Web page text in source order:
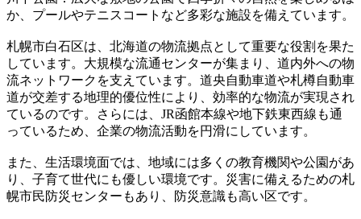
か、プールやテニスコートなど多彩な施設を備えています。
札幌市白石区は、北海道の物流拠点として重要な役割を果た
しています。大規模な流通センターが集まり、道内外への物
流ネットワークを支えています。道央自動車道や札樽自動車
道が交差する地理的優位性により、効率的な物流が実現され
ているのです。さらには、JR函館本線や地下鉄東西線も通
っているため、企業の物流活動を円滑にしています。
また、生活環境面では、地域には多くの教育機関や公園があ
り、子育て世代にも優しい環境です。災害に備えるための札
幌市民防災センターもあり、防災意識も高い区です。